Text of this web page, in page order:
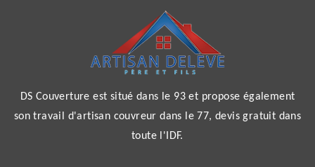
DS Couverture est situé dans le 93 et propose également
son travail d'artisan couvreur dans le 77, devis gratuit dans
toute l'IDF.